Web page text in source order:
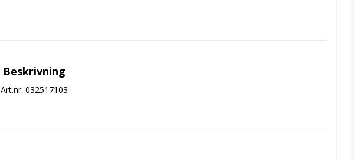
Beskrivning
Art.nr: 032517103